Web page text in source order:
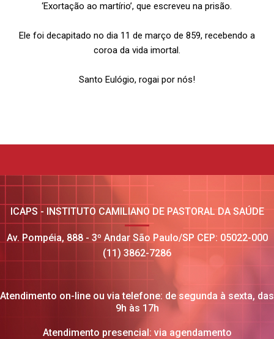
‘Exortação ao martírio’, que escreveu na prisão.
Ele foi decapitado no dia 11 de março de 859, recebendo a
coroa da vida imortal.
Santo Eulógio, rogai por nós!
ICAPS - INSTITUTO CAMILIANO DE PASTORAL DA SAÚDE
Av. Pompéia, 888 - 3º Andar São Paulo/SP CEP: 05022-000
(11) 3862-7286
Atendimento on-line ou via telefone: de segunda à sexta, das
9h às 17h
Atendimento presencial: via agendamento